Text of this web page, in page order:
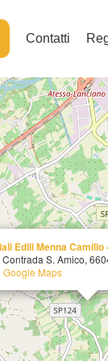
Contatti
Edili Menna Camillo
Contrada S. Amico,
Google Maps